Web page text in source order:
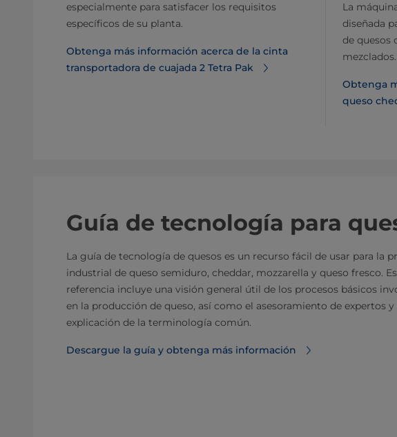
especialmente para satisfacer los requisitos
específicos de su planta.
Obtenga más información acerca de la cinta
transportadora de cuajada 2 Tetra Pak
La
diseñada
de quesos
mezclados.
Obtenga
queso
Guía de tecnología para
La guía de tecnología de quesos es un recurso fácil de usar para la
industrial de queso semiduro, cheddar, mozzarella y queso fresco.
referencia incluye una visión general útil de los procesos básicos
en la producción de queso, así como el asesoramiento de expertos y
explicación de la terminología común.
Descargue la guía y obtenga más información